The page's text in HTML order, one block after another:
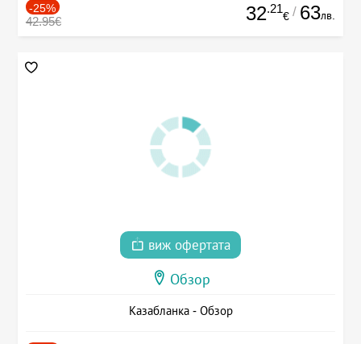
-25%
42.95€ 32.21
€ / 63лв.
виж офертата
Обзор
Казабланка - Обзор